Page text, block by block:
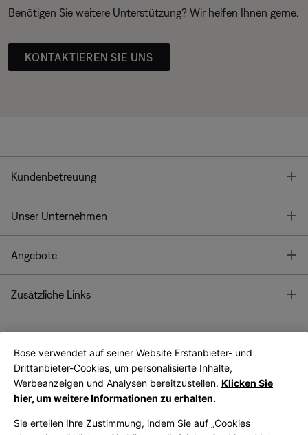
Benötigen Sie weitere Unterstützung? Wir helfen Ihnen gerne.
KONTAKTIEREN SIE UNS
Kundenbetreuung
Unser Unternehmen
Angebote
Zusätzliche Links
Bose App
Bose Connect
App
Bose verwendet auf seiner Website Erstanbieter- und
Drittanbieter-Cookies, um personalisierte Inhalte,
Werbeanzeigen und Analysen bereitzustellen. Klicken Sie
hier, um weitere Informationen zu erhalten.
Sie erteilen Ihre Zustimmung, indem Sie auf „Cookies